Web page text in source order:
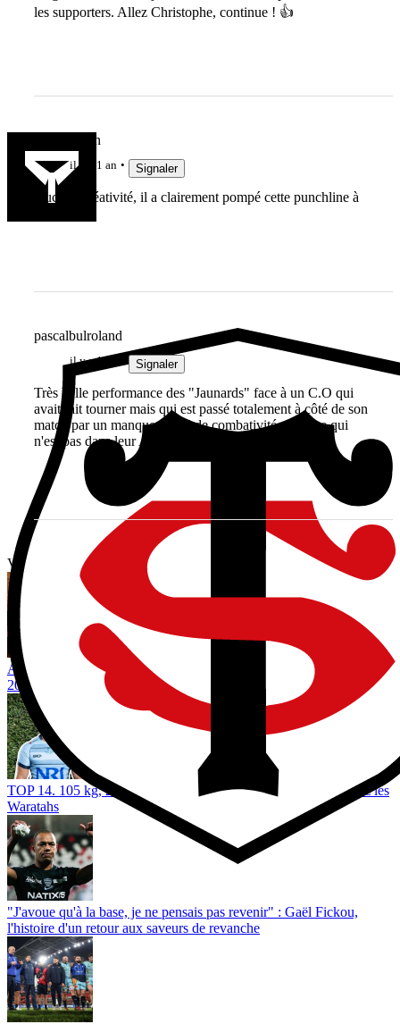
les supporters. Allez Christophe, continue ! 👍
Jeu de main
il y a 1 an Signaler
Aucune créativité, il a clairement pompé cette punchline à
pascalbulroland
il y a 1 an Signaler
Très belle performance des "Jaunards" face à un C.O qui
avait fait tourner mais qui est passé totalement à côté de son
match par un manque criard de combativité... Chose qui
n'est pas dans leur ADN d'habitude.
Vous avez tout lu ?
Avant le Mondial, les Bleus sous surveillance en Top 14 : la saison
2023 comme référence ?
TOP 14. 105 kg, 20 ans et un nom bien connu : Pau pioche chez les
Waratahs
"J'avoue qu'à la base, je ne pensais pas revenir" : Gaël Fickou,
l'histoire d'un retour aux saveurs de revanche